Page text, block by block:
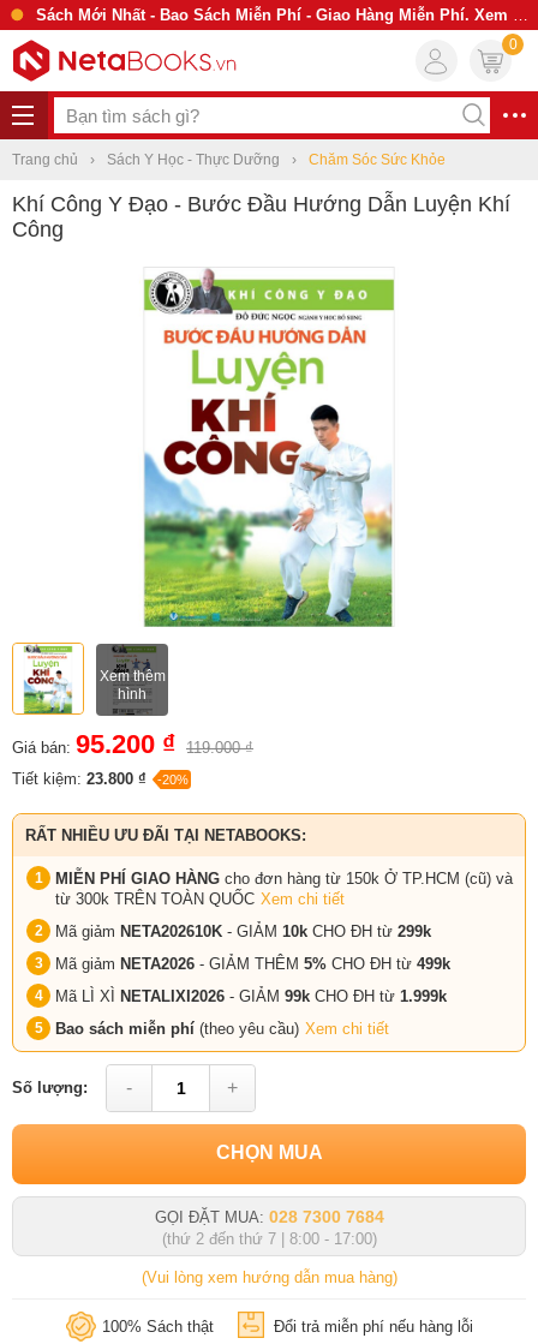
Sách Mới Nhất - Bao Sách Miễn Phí - Giao Hàng Miễn Phí. Xem Ngay
0
Trang chủ Sách Y Học - Thực Dưỡng Chăm Sóc Sức Khỏe
Khí Công Y Đạo - Bước Đầu Hướng Dẫn Luyện Khí
Công
Xem thêm
hình
Giá bán: 95.200 ₫ 119.000 ₫
Tiết kiệm: 23.800 ₫ -20%
RẤT NHIỀU ƯU ĐÃI TẠI NETABOOKS:
MIỄN PHÍ GIAO HÀNG cho đơn hàng từ 150k Ở TP.HCM (cũ) và
từ 300k TRÊN TOÀN QUỐC Xem chi tiết
Mã giảm NETA202610K - GIẢM 10k CHO ĐH từ 299k
Mã giảm NETA2026 - GIẢM THÊM 5% CHO ĐH từ 499k
Mã LÌ XÌ NETALIXI2026 - GIẢM 99k CHO ĐH từ 1.999k
Bao sách miễn phí (theo yêu cầu) Xem chi tiết
Số lượng: - +
CHỌN MUA
GỌI ĐẶT MUA: 028 7300 7684
(thứ 2 đến thứ 7 | 8:00 - 17:00)
(Vui lòng xem hướng dẫn mua hàng)
100% Sách thật Đổi trả miễn phí nếu hàng lỗi